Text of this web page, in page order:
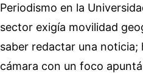
Periodismo en la
sector exigía movilidad
saber redactar una noticia;
cámara con un foco